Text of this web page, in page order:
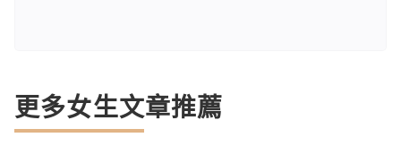
更多女生文章推薦